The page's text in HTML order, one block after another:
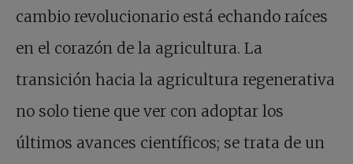
cambio revolucionario está echando raíces
en el corazón de la agricultura. La
transición hacia la agricultura regenerativa
no solo tiene que ver con adoptar los
últimos avances científicos; se trata de un